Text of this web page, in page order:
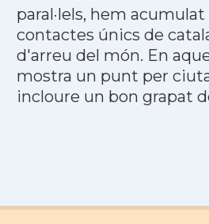
paral·lels, hem
contactes únics de
d'arreu del món. En
mostra un punt per
incloure un bon grapat